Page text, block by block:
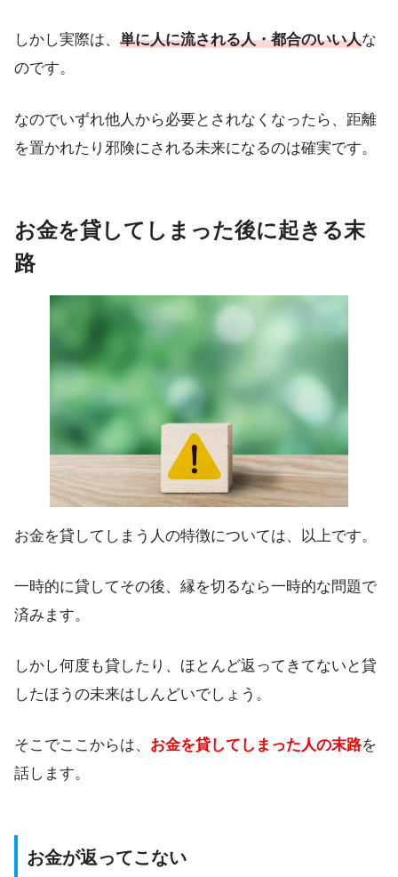
しかし実際は、 単に人に流される人・都合のいい人な
のです。
なのでいずれ他人から必要とされなくなったら、距離
を置かれたり邪険にされる未来になるのは確実です。
お金を貸してしまった後に起きる末
路
お金を貸してしまう人の特徴については、以上です。
一時的に貸してその後、縁を切るなら一時的な問題で
済みます。
しかし何度も貸したり、ほとんど返ってきてないと貸
したほうの未来はしんどいでしょう。
そこでここからは、 お金を貸してしまった人の末路を
話します。
お金が返ってこない